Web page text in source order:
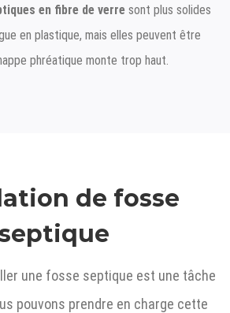
en fibre de verre sont plus solides
en plastique, mais elles peuvent être
phréatique monte trop haut.
de fosse
une fosse septique est une tâche
pouvons prendre en charge cette